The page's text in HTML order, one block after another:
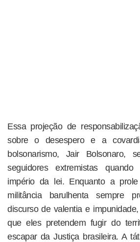
Essa projeção de
sobre o desespero e a
bolsonarismo, Jair Bolsonaro,
seguidores extremistas quando
império da lei. Enquanto a
militância barulhenta sempre
discurso de valentia e
que eles pretendem fugir do
escapar da Justiça brasileira. A